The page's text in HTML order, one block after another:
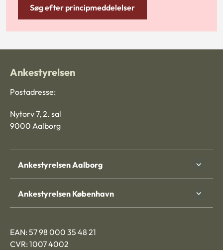
Søg efter principmeddelelser
Ankestyrelsen
Postadresse:
Nytorv 7, 2. sal
9000 Aalborg
Ankestyrelsen Aalborg
Ankestyrelsen København
EAN: 57 98 000 35 48 21
CVR: 1007 4002